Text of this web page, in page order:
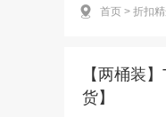
首页 > 折扣
【两桶装
货】